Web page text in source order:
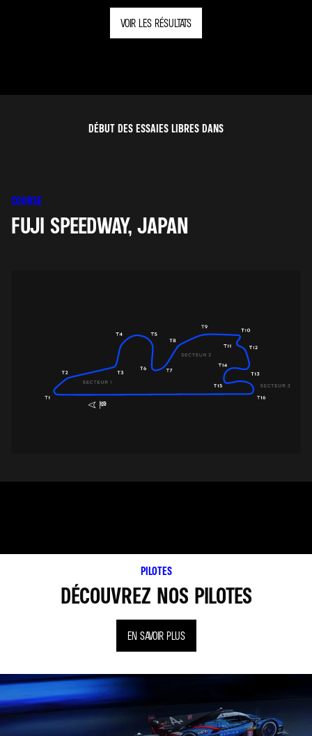
VOIR LES RÉSULTATS
DÉBUT DES ESSAIES LIBRES DANS
COURSE
FUJI SPEEDWAY, JAPAN
PILOTES
DÉCOUVREZ NOS PILOTES
EN SAVOIR PLUS